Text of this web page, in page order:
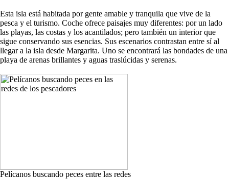
Esta isla está habitada por gente amable y tranquila que vive de la
pesca y el turismo. Coche ofrece paisajes muy diferentes: por un lado
las playas, las costas y los acantilados; pero también un interior que
sigue conservando sus esencias. Sus escenarios contrastan entre sí al
llegar a la isla desde Margarita. Uno se encontrará las bondades de una
playa de arenas brillantes y aguas traslúcidas y serenas.
Pelícanos buscando peces entre las redes